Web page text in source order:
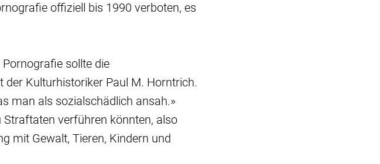
offiziell bis 1990 verboten, es
sollte die
der Kulturhistoriker Paul M. Horntrich.
man als sozialschädlich ansah.»
Straftaten verführen könnten, also
mit Gewalt, Tieren, Kindern und